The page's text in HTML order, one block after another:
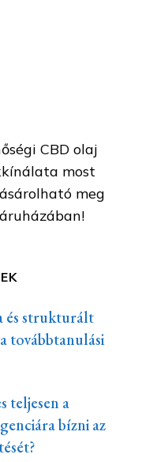
CBD olaj
most
meg
és strukturált
továbbtanulási
teljesen a
bízni az